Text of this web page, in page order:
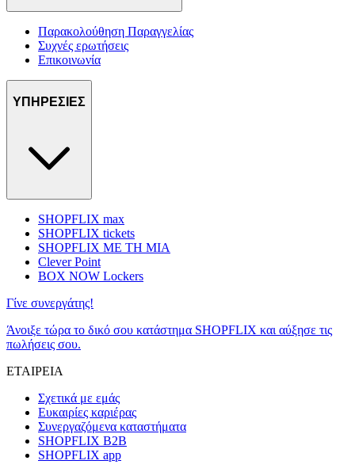
Παρακολούθηση Παραγγελίας
Συχνές ερωτήσεις
Επικοινωνία
ΥΠΗΡΕΣΙΕΣ
SHOPFLIX max
SHOPFLIX tickets
SHOPFLIX ΜΕ ΤΗ ΜΙΑ
Clever Point
BOX NOW Lockers
Γίνε συνεργάτης!
Άνοιξε τώρα το δικό σου κατάστημα SHOPFLIX και αύξησε τις
πωλήσεις σου.
ΕΤΑΙΡΕΙΑ
Σχετικά με εμάς
Ευκαιρίες καριέρας
Συνεργαζόμενα καταστήματα
SHOPFLIX B2B
SHOPFLIX app